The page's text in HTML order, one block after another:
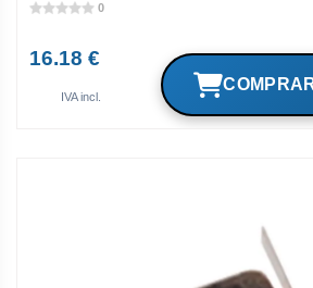
0
16.18 €
IVA incl.